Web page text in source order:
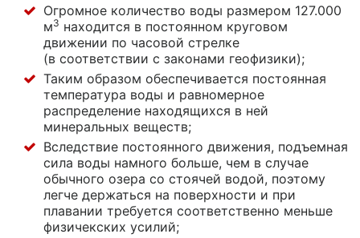
Огромное количество воды размером 127.000
м3 находится в постоянном круговом
движении по часовой стрелке
(в соответствии с законами геофизики);
Таким образом обеспечивается постоянная
температура воды и равномерное
распределение находящихся в ней
минеральных веществ;
Вследствие постоянного движения, подъемная
сила воды намного больше, чем в случае
обычного озера со стоячей водой, поэтому
легче держаться на поверхности и при
плавании требуется соответственно меньше
физичекских усилий;